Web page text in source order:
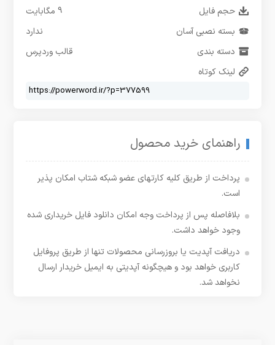
حجم فایل
9 مگابایت
بسته نصبی آسان
ندارد
دسته بندی
قالب وردپرس
لینک کوتاه
راهنمای خرید محصول
پرداخت از طریق کلیه کارتهای عضو شبکه شتاب امکان پذیر
است.
بلافاصله پس از پرداخت وجه امکان دانلود فایل خریداری شده
وجود خواهد داشت.
دریافت آپدیت یا بروزرسانی محصولات تنها از طریق پروفایل
کاربری خواهد بود و هیچگونه آپدیتی به ایمیل خریدار ارسال
نخواهد شد.